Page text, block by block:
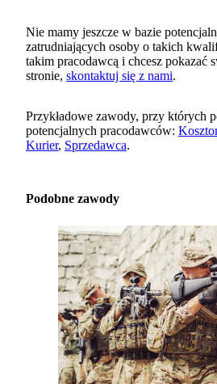
Nie mamy jeszcze w bazie
zatrudniających osoby o takich
takim pracodawcą i chcesz pokazać
stronie, skontaktuj się z nami.
Przykładowe zawody, przy których
potencjalnych pracodawców:
Kurier, Sprzedawca.
Podobne zawody